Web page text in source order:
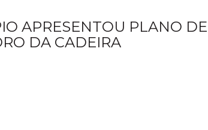
APRESENTOU PLANO
DA CADEIRA